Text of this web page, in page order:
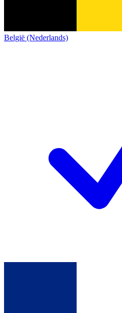
België (Nederlands)